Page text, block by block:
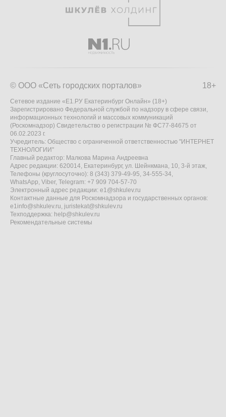
18+
© ООО «Сеть городских порталов»
Сетевое издание «Е1.РУ Екатеринбург Онлайн» (18+)
Зарегистрировано Федеральной службой по надзору в сфере связи,
информационных технологий и массовых коммуникаций
(Роскомнадзор) Свидетельство о регистрации № ФС77-84675 от
06.02.2023 г.
Учредитель: Общество с ограниченной ответственностью "ИНТЕРНЕТ
ТЕХНОЛОГИИ"
Главный редактор: Малкова Марина Андреевна
Адрес редакции: 620014, Екатеринбург, ул. Шейнкмана, 10, 3-й этаж,
Телефоны (круглосуточно): 8 (343) 379-49-95, 34-555-34,
WhatsApp, Viber, Telegram: +7 909 704-57-70
Электронный адрес редакции: e1@shkulev.ru
Контактные данные для Роскомнадзора и государственных органов:
e1info@shkulev.ru, juristekat@shkulev.ru
Техподдержка: help@shkulev.ru
Рекомендательные системы